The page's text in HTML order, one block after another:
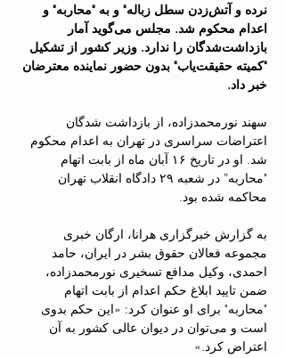
نرده و آتش‌زدن سطل زباله" و به "محاربه" و
اعدام محکوم شد. مجلس می‌گوید آمار
بازداشت‌شدگان را ندارد. وزیر کشور از تشکیل
"کمیته حقیقت‌یاب" بدون حضور نماینده معترضان
خبر داد.
سهند نورمحمدزاده، از بازداشت شدگان
اعتراضات سراسری در تهران به اعدام محکوم
شد. او در تاریخ ۱۶ آبان ماه از بابت اتهام
"محاربه” در شعبه ۲۹ دادگاه انقلاب تهران
محاکمه شده بود.
به گزارش خبرگزاری هرانا، ارگان خبری
مجموعه فعالان حقوق بشر در ایران، حامد
احمدی، وکیل مدافع تسخیری نورمحمدزاده،
ضمن تایید ابلاغ حکم اعدام از بابت اتهام
"محاربه" برای او عنوان کرد: «این حکم بدوی
است و می‌توان در دیوان عالی کشور به آن
اعتراض کرد.»